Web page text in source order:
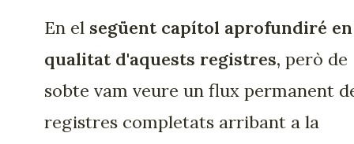
En el següent capítol aprofundiré
qualitat d'aquests registres, però de
sobte vam veure un flux permanent
registres completats arribant a la